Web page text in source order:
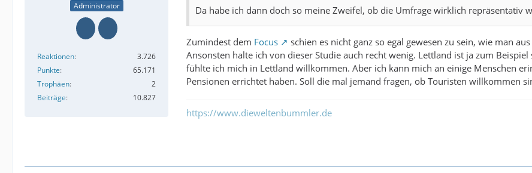
Administrator
Reaktionen
3.726
Punkte
65.171
Trophäen
2
Beiträge
10.827
Da habe ich dann doch so meine Zweifel, ob die Umfrage wirklich repräsentativ
Zumindest dem Focus
schien es nicht ganz so egal gewesen zu sein, wie man
Ansonsten halte ich von dieser Studie auch recht wenig. Lettland ist ja zum
fühlte ich mich in Lettland willkommen. Aber ich kann mich an einige Menschen
Pensionen errichtet haben. Soll die mal jemand fragen, ob Touristen willkommen
https://www.dieweltenbummler.de